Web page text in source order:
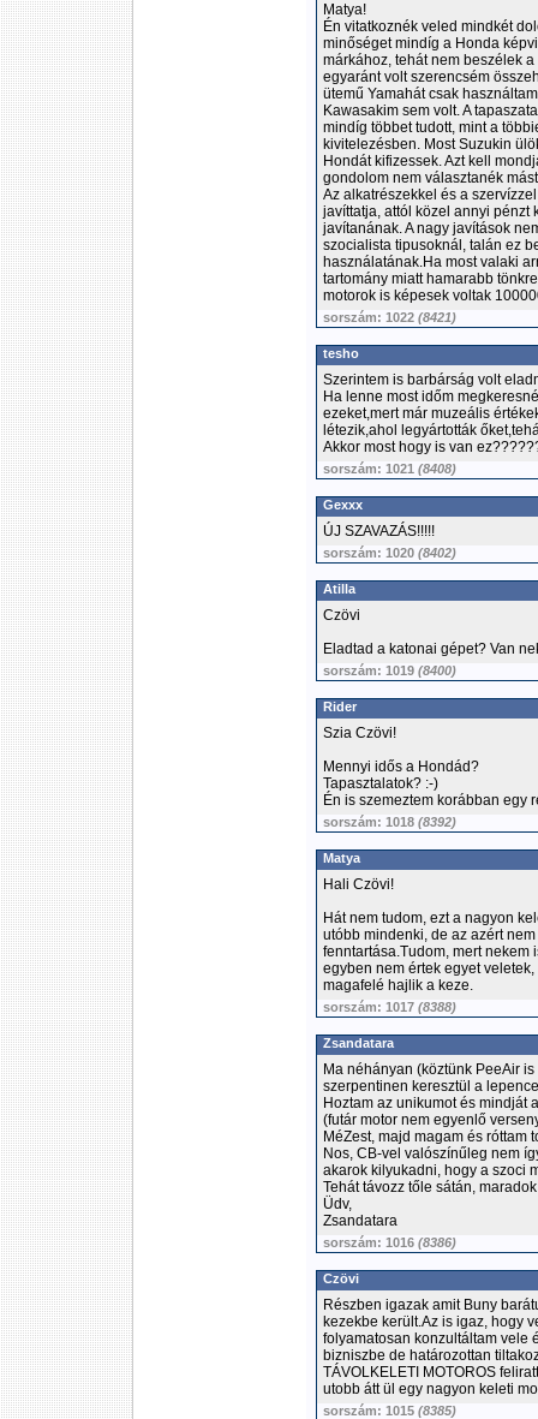
Matya!
Én vitatkoznék veled mindkét
minőséget mindíg a Honda
márkához, tehát nem beszélek
egyaránt volt szerencsém
ütemű Yamahát csak
Kawasakim sem volt. A
mindíg többet tudott, mint a
kivitelezésben. Most Suzukin
Hondát kifizessek. Azt kell
gondolom nem választanék
Az alkatrészekkel és a
javíttatja, attól közel annyi pénzt
javítanának. A nagy javítások
szocialista tipusoknál, talán ez
használatának.Ha most valaki
tartomány miatt hamarabb
motorok is képesek voltak
sorszám: 1022 (8421)
tesho
Szerintem is barbárság volt
Ha lenne most időm
ezeket,mert már muzeális
létezik,ahol legyártották
Akkor most hogy is van
sorszám: 1021 (8408)
Gexxx
ÚJ SZAVAZÁS!!!!!
sorszám: 1020 (8402)
Atilla
Czövi
Eladtad a katonai gépet? Van
sorszám: 1019 (8400)
Rider
Szia Czövi!
Mennyi idős a Hondád?
Tapasztalatok? :-)
Én is szemeztem korábban egy
sorszám: 1018 (8392)
Matya
Hali Czövi!
Hát nem tudom, ezt a nagyon
utóbb mindenki, de az azért
fenntartása.Tudom, mert nekem
egyben nem értek egyet
magafelé hajlik a keze.
sorszám: 1017 (8388)
Zsandatara
Ma néhányan (köztünk PeeAir
szerpentinen keresztül a
Hoztam az unikumot és mindját
(futár motor nem egyenlő
MéZest, majd magam és róttam
Nos, CB-vel valószínűleg nem
akarok kilyukadni, hogy a szoci
Tehát távozz tőle sátán,
Üdv,
Zsandatara
sorszám: 1016 (8386)
Czövi
Részben igazak amit Buny
kezekbe került.Az is igaz, hogy
folyamatosan konzultáltam vele
bizniszbe de határozottan
TÁVOLKELETI MOTOROS
utobb átt ül egy nagyon keleti
sorszám: 1015 (8385)